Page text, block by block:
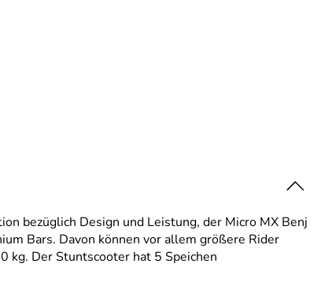
bezüglich Design und Leistung, der Micro MX Benj
Bars. Davon können vor allem größere Rider
kg. Der Stuntscooter hat 5 Speichen